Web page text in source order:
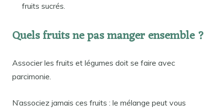
fruits sucrés.
Quels fruits ne pas manger ensemble ?
Associer les fruits et légumes doit se faire avec
parcimonie.
N’associez jamais ces fruits : le mélange peut vous